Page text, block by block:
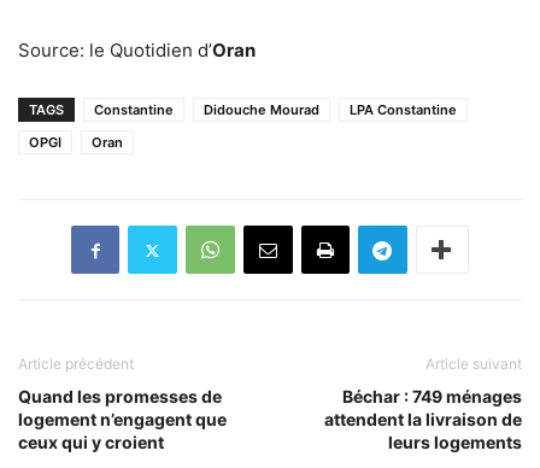
Source: le Quotidien d’Oran
TAGS Constantine Didouche Mourad
LPA Constantine
OPGI
Oran
Article précédent
Quand les promesses de
logement n’engagent que
ceux qui y croient
Article suivant
Béchar : 749 ménages
attendent la livraison de
leurs logements